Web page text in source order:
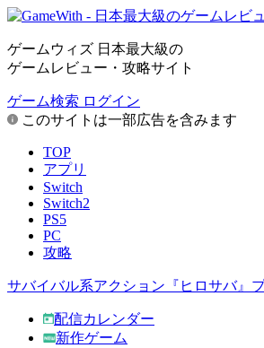
ゲームウィズ 日本最大級の
ゲームレビュー・攻略サイト
ゲーム検索 ログイン
このサイトは一部広告を含みます
TOP
アプリ
Switch
Switch2
PS5
PC
攻略
サバイバル系アクション『ヒロサバ』
配信カレンダー
新作ゲーム